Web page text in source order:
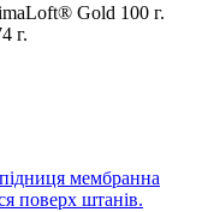
Gold 100 г.
г.